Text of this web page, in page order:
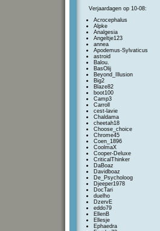
Verjaardagen op 10-08:
Acrocephalus
Alpke
Analgesia
Angeltje123
annea
Apodemus-Sylvaticus
astroid
Balou.
BasOlij
Beyond_Illusion
Big2
Blaze82
boot100
Camp3
Carroll
cest-lavie
Chaldama
cheetah18
Choose_choice
Chrome45
Coen_1896
CoolmaX
Cooper-Deluxe
CriticalThinker
DaBoaz
Davidboaz
De_Psycholoog
Djeeper1978
DocTari
duelho
DzervE
eddo79
EllenB
Ellesje
Ephaedra